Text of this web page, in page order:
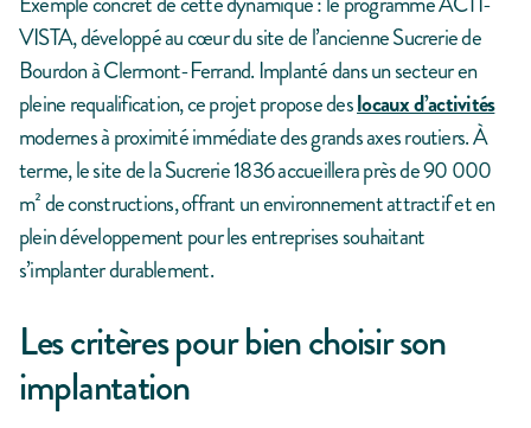
VISTA, développé au cœur du site de l’ancienne Sucrerie de
Bourdon à Clermont-Ferrand. Implanté dans un secteur en
pleine requalification, ce projet propose deslocaux d’activités
modernes à proximité immédiate des grands axes routiers. À
terme, le site de la Sucrerie 1836 accueillera près de 90 000
m² de constructions, offrant un environnement attractif et en
plein développement pour les entreprises souhaitant
s’implanter durablement.
Les critères pour bien choisir son
implantation